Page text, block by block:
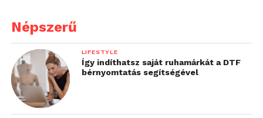
Népszerű
LIFESTYLE
Így indíthatsz saját ruhamárkát a DTF
bérnyomtatás segítségével